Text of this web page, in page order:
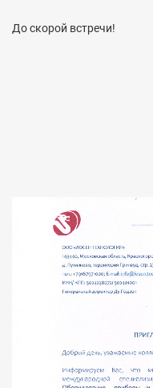
До скорой встречи!